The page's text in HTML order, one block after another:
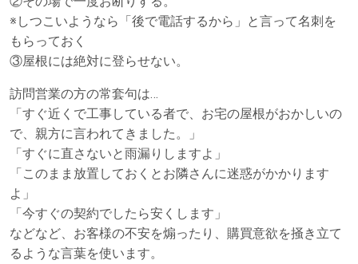
※しつこいようなら「後で電話するから」と言って名刺を
もらっておく
③屋根には絶対に登らせない。
訪問営業の方の常套句は…
「すぐ近くで工事している者で、お宅の屋根がおかしいの
で、親方に言われてきました。」
「すぐに直さないと雨漏りしますよ」
「このまま放置しておくとお隣さんに迷惑がかかります
よ」
「今すぐの契約でしたら安くします」
などなど、お客様の不安を煽ったり、購買意欲を掻き立て
るような言葉を使います。